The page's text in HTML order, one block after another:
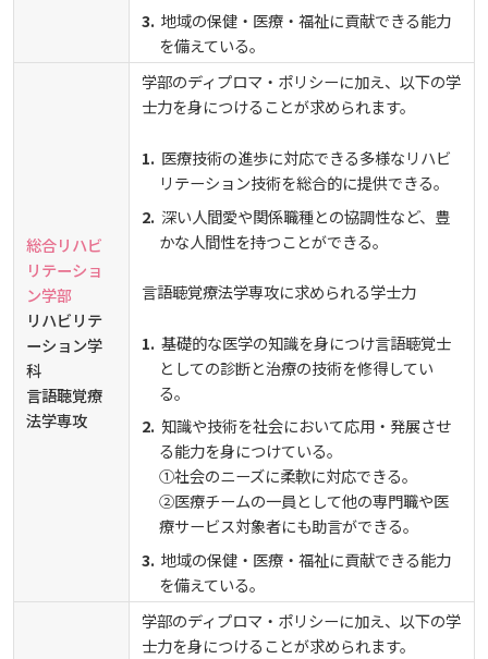
地域の保健・医療・福祉に貢献できる能力
を備えている。
総合リハビ
リテーショ
ン学部
リハビリテ
ーション学
科
言語聴覚療
法学専攻
学部のディプロマ・ポリシーに加え、以下の学
士力を身につけることが求められます。
医療技術の進歩に対応できる多様なリハビ
リテーション技術を総合的に提供できる。
深い人間愛や関係職種との協調性など、豊
かな人間性を持つことができる。
言語聴覚療法学専攻に求められる学士力
基礎的な医学の知識を身につけ言語聴覚士
としての診断と治療の技術を修得してい
る。
知識や技術を社会において応用・発展させ
る能力を身につけている。
①社会のニーズに柔軟に対応できる。
②医療チームの一員として他の専門職や医
療サービス対象者にも助言ができる。
地域の保健・医療・福祉に貢献できる能力
を備えている。
学部のディプロマ・ポリシーに加え、以下の学
士力を身につけることが求められます。